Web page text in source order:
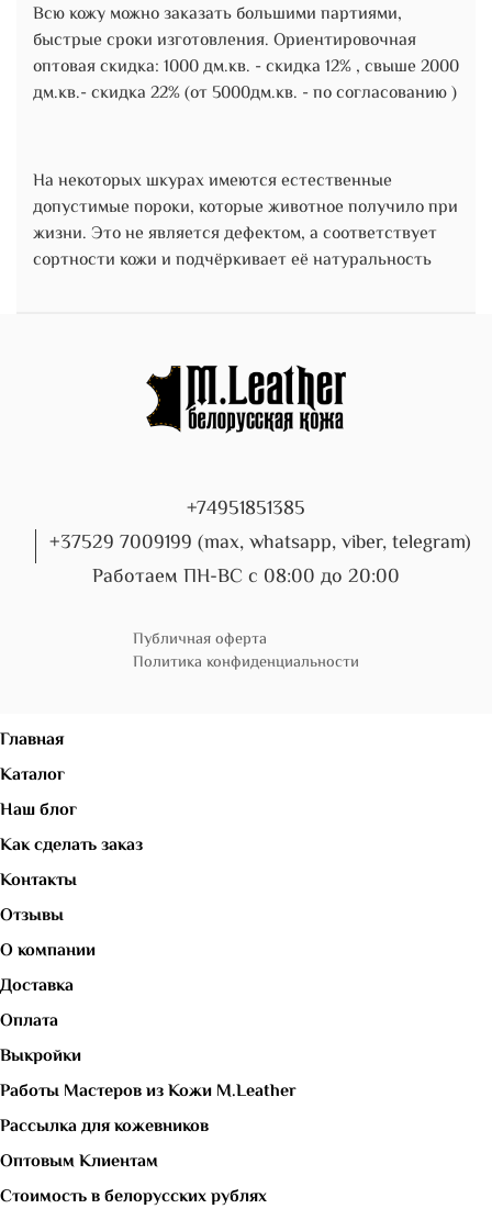
Всю кожу можно заказать большими партиями,
быстрые сроки изготовления. Ориентировочная
оптовая скидка: 1000 дм.кв. - скидка 12% , свыше 2000
дм.кв.- скидка 22% (от 5000дм.кв. - по согласованию )
На некоторых шкурах имеются естественные
допустимые пороки, которые животное получило при
жизни. Это не является дефектом, а соответствует
сортности кожи и подчёркивает её натуральность
+74951851385
+37529 7009199 (max, whatsapp, viber, telegram)
Работаем ПН-ВС с 08:00 до 20:00
Публичная оферта
Политика конфиденциальности
Главная
Каталог
Наш блог
Как сделать заказ
Контакты
Отзывы
О компании
Доставка
Оплата
Выкройки
Работы Мастеров из Кожи M.Leather
Рассылка для кожевников
Оптовым Клиентам
Стоимость в белорусских рублях